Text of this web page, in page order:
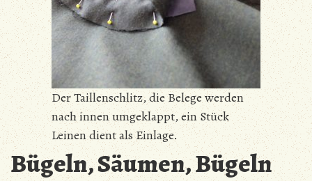
Der Taillenschlitz, die Belege werden
nach innen umgeklappt, ein Stück
Leinen dient als Einlage.
Bügeln, Säumen, Bügeln